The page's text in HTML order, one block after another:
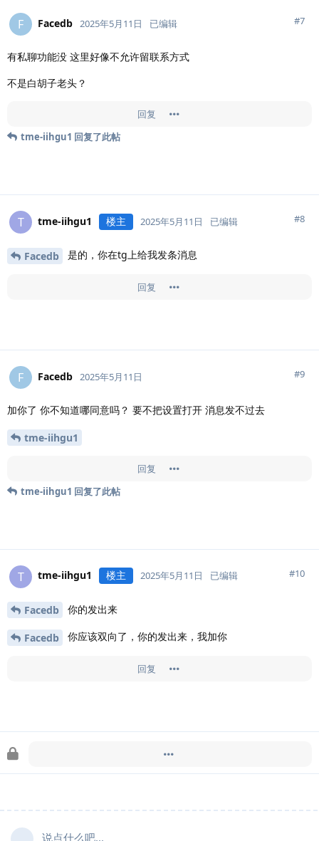
F Facedb 2025年5月11日 已编辑 #7
有私聊功能没 这里好像不允许留联系方式
不是白胡子老头？
回复
tme-iihgu1 回复了此帖
T tme-iihgu1 楼主 2025年5月11日 已编辑 #8
Facedb 是的，你在tg上给我发条消息
回复
F Facedb 2025年5月11日 #9
加你了 你不知道哪同意吗？ 要不把设置打开 消息发不过去
tme-iihgu1
回复
tme-iihgu1 回复了此帖
T tme-iihgu1 楼主 2025年5月11日 已编辑 #10
Facedb 你的发出来
Facedb 你应该双向了，你的发出来，我加你
回复
锁定此帖
说点什么吧...